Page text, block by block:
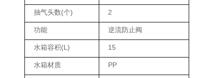
抽气头数(个) 2
功能 逆流防止阀
水箱容积(L) 15
水箱材质 PP